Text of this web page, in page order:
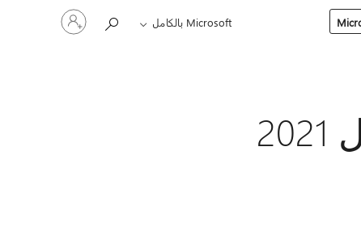
Microsoft بالكامل
تسجيل
الدخول
إلى